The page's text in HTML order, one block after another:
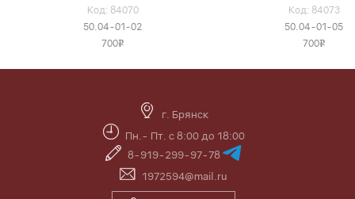
Код: 84070
50.04-01-02
700v
Код: 84073
50.04-01-05
700v
г. Брянск
Пн.- Пт. с 8:00 до 18:00
8-919-299-97-78
1972594@mail.ru